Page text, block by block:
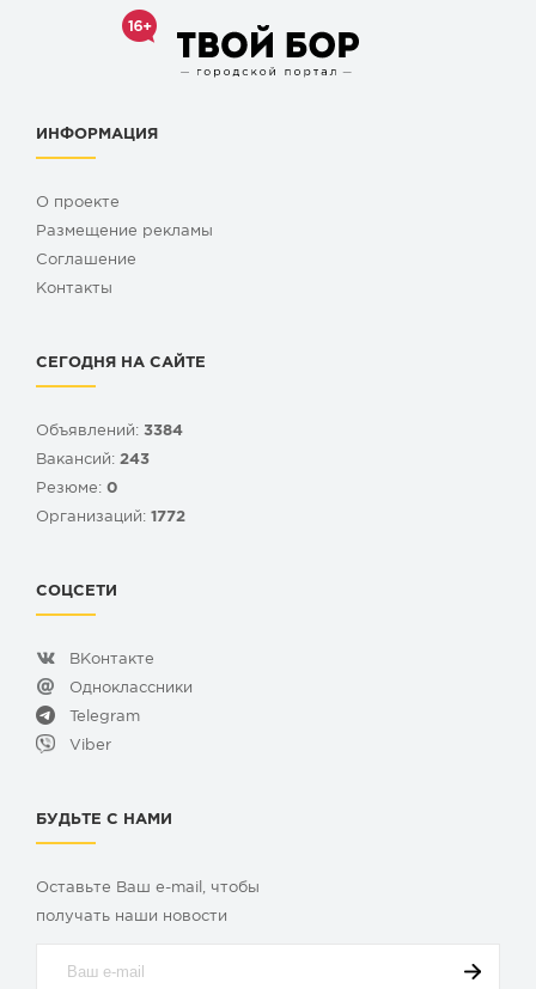
ИНФОРМАЦИЯ
О проекте
Размещение рекламы
Cоглашение
Контакты
СЕГОДНЯ НА САЙТЕ
Объявлений: 3384
Вакансий: 243
Резюме: 0
Организаций: 1772
СОЦСЕТИ
ВКонтакте
Одноклассники
Telegram
Viber
БУДЬТЕ С НАМИ
Оставьте Ваш e-mail, чтобы
получать наши новости